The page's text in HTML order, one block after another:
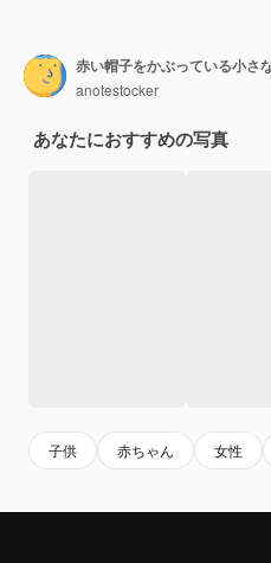
赤い帽子をかぶっている小さ
anotestocker
あなたにおすすめの写真
子供 赤ちゃん 女性